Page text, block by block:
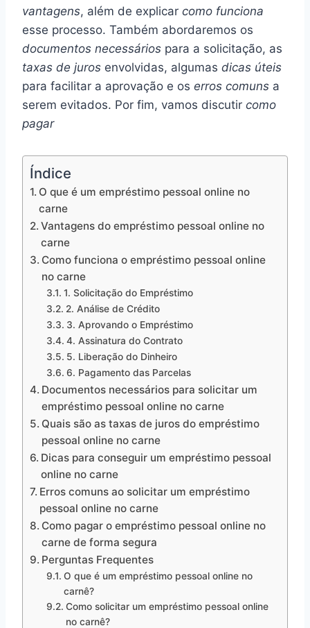
vantagens, além de explicar como funciona
esse processo. Também abordaremos os
documentos necessários para a solicitação, as
taxas de juros envolvidas, algumas dicas úteis
para facilitar a aprovação e os erros comuns a
serem evitados. Por fim, vamos discutir como
pagar
Índice
O que é um empréstimo pessoal online no
carne
Vantagens do empréstimo pessoal online no
carne
Como funciona o empréstimo pessoal online
no carne
1. Solicitação do Empréstimo
2. Análise de Crédito
3. Aprovando o Empréstimo
4. Assinatura do Contrato
5. Liberação do Dinheiro
6. Pagamento das Parcelas
Documentos necessários para solicitar um
empréstimo pessoal online no carne
Quais são as taxas de juros do empréstimo
pessoal online no carne
Dicas para conseguir um empréstimo pessoal
online no carne
Erros comuns ao solicitar um empréstimo
pessoal online no carne
Como pagar o empréstimo pessoal online no
carne de forma segura
Perguntas Frequentes
O que é um empréstimo pessoal online no
carnê?
Como solicitar um empréstimo pessoal online
no carnê?